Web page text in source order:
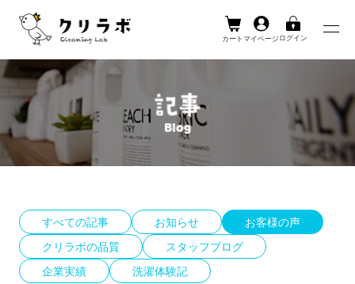
to
カートマイページログイン
すべての記事 お知らせ
お客様の声
クリラボの品質
スタッフブログ
企業実績
洗濯体験記